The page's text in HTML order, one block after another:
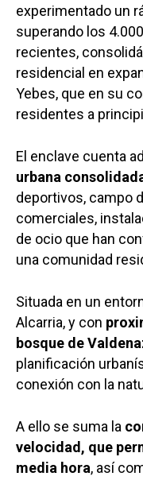
experimentado un
superando los
recientes,
residencial en
Yebes, que en su
residentes a
El enclave cuenta
urbana
deportivos, campo
comerciales,
de ocio que han
una comunidad
Situada en un
Alcarria, y con
bosque de
planificación
conexión con la
A ello se suma la
velocidad, que
media hora, así